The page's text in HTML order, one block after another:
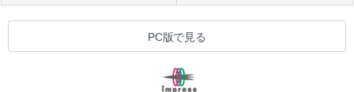
PC版で見る